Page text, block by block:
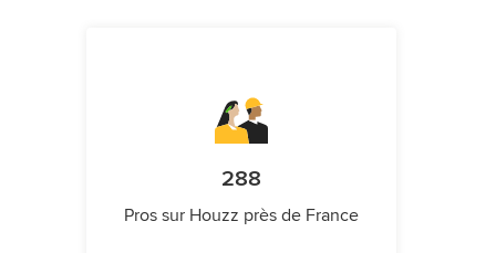
288
Pros sur Houzz près de France